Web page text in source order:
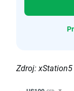
Zdroj: xStation5